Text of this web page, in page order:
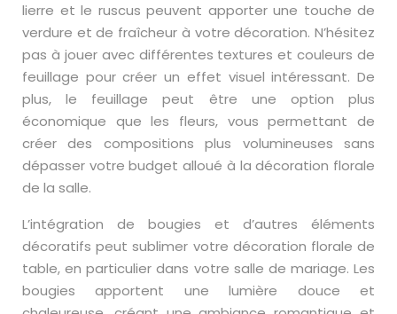
lierre et le ruscus peuvent apporter une touche de
verdure et de fraîcheur à votre décoration. N’hésitez
pas à jouer avec différentes textures et couleurs de
feuillage pour créer un effet visuel intéressant. De
plus, le feuillage peut être une option plus
économique que les fleurs, vous permettant de
créer des compositions plus volumineuses sans
dépasser votre budget alloué à la décoration florale
de la salle.
L’intégration de bougies et d’autres éléments
décoratifs peut sublimer votre décoration florale de
table, en particulier dans votre salle de mariage. Les
bougies apportent une lumière douce et